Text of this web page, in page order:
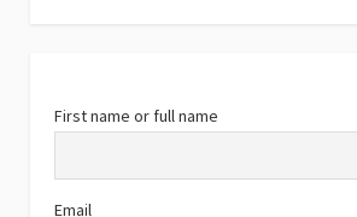
o
k
m b
e
First name or full name
Email